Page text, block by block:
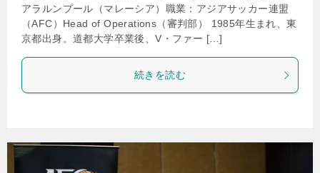
アラルンプール（マレーシア）職業：アジアサッカー連盟
（AFC）Head of Operations（審判部） 1985年生まれ、東
京都出身。道都大学卒業後、V・ファー […]
続きを読む